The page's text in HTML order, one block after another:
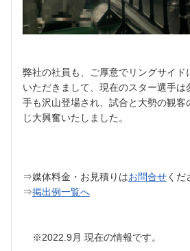
弊社の社員も、ご厚意でリングサイド
いただきまして、現在のスター選手は
手も沢山登場され、試合と大勢の観客
じ大興奮いたしました。
⇒媒体料金・お見積りはお問合せくだ
⇒掲出例一覧へ
※2022.9月 現在の情報です。